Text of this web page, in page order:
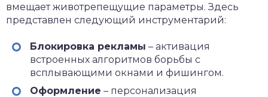
вмещает животрепещущие параметры. Здесь
представлен следующий инструментарий:
Блокировка рекламы – активация
встроенных алгоритмов борьбы с
всплывающими окнами и фишингом.
Оформление – персонализация